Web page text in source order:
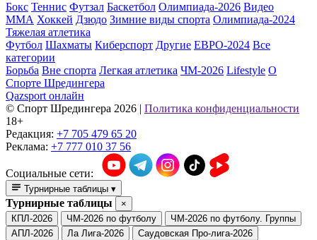
Бокс Теннис Футзал Баскетбол Олимпиада-2026 Видео
ММА Хоккей Дзюдо Зимние виды спорта Олимпиада-2024
Тяжелая атлетика
Футбол Шахматы Киберспорт Другие ЕВРО-2024 Все
категории
Борьба Вне спорта Легкая атлетика ЧМ-2026 Lifestyle О
Спорте Шредингера
Qazsport онлайн
© Cпорт Шредингера 2026 | Политика конфиденциальности
18+
Редакция: +7 705 479 65 20
Реклама: +7 777 010 37 56
Социальные сети:
Турнирные таблицы ▾
Турнирные таблицы
×
КПЛ-2026
ЧМ-2026 по футболу
ЧМ-2026 по футболу. Группы
АПЛ-2026
Ла Лига-2026
Саудовская Про-лига-2026